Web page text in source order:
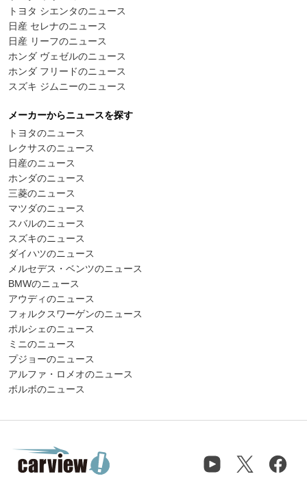
トヨタ シエンタのニュース
日産 セレナのニュース
日産 リーフのニュース
ホンダ ヴェゼルのニュース
ホンダ フリードのニュース
スズキ ジムニーのニュース
メーカーからニュースを探す
トヨタのニュース
レクサスのニュース
日産のニュース
ホンダのニュース
三菱のニュース
マツダのニュース
スバルのニュース
スズキのニュース
ダイハツのニュース
メルセデス・ベンツのニュース
BMWのニュース
アウディのニュース
フォルクスワーゲンのニュース
ポルシェのニュース
ミニのニュース
プジョーのニュース
アルファ・ロメオのニュース
ボルボのニュース